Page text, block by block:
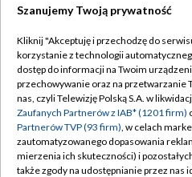
Abonament TVP
Emisja w TVP
Centrum informacji TVP
Naziemna Telewizja Cyfrowa
Polityka
Moje
Szanujemy Twoją prywatność
Kliknij "Akceptuję i przechodzę do
korzystanie z technologii
dostęp do informacji na Twoim
przechowywanie oraz na przetwarzanie
nas, czyli Telewizję Polską S.A. w
Zaufanych Partnerów z IAB* (1201 firm)
Partnerów TVP (93 firm), w celach
zautomatyzowanego dopasowania
mierzenia ich skuteczności) i
także zgody na udostępnianie przez nas